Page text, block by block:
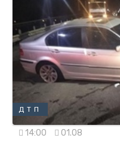
ДТП
14:00 01.08